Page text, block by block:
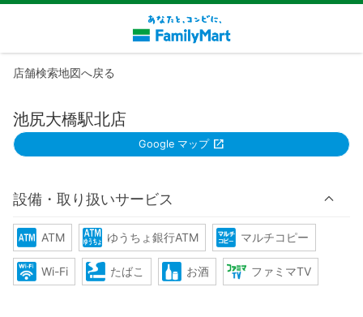
店舗検索地図へ戻る
池尻大橋駅北店
Google マップ
設備・取り扱いサービス
ATM ゆうちょ銀行ATM マルチコピー
Wi-Fi たばこ お酒 ファミマTV